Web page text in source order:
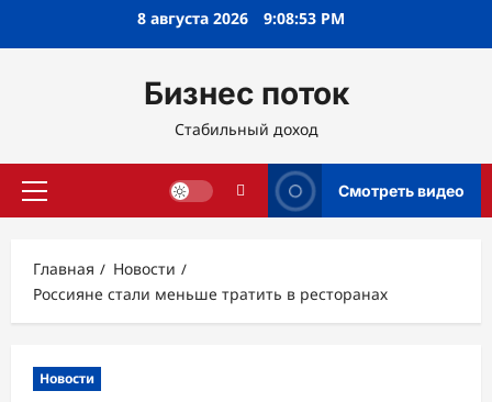
8 августа 2026 9:08:54 PM
Бизнес поток
Стабильный доход
Основное
Смотреть видео
Главная
Новости
Россияне стали меньше тратить в ресторанах
Новости